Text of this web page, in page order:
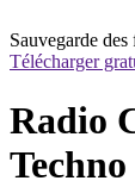
Sauvegarde
Télécharger
Radio
Techno